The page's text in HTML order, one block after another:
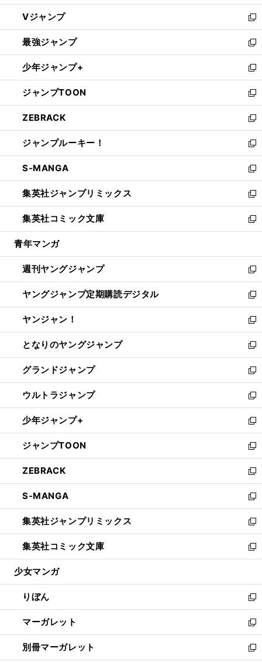
ウ
ィ
ン
ド
ウ
で
開
く
し
い
ウ
ィ
ン
ド
ウ
で
開
く
Vジャンプ
新
し
い
ウ
ィ
ン
ド
ウ
で
開
く
最強ジャンプ
新
し
い
ウ
ィ
ン
ド
ウ
で
開
く
少年ジャンプ+
新
し
い
ウ
ィ
ン
ド
ウ
で
開
く
ジャンプTOON
新
し
い
ウ
ィ
ン
ド
ウ
で
開
く
ZEBRACK
新
し
い
ウ
ィ
ン
ド
ウ
で
開
ジャンプルーキー！
新
し
い
ウ
ィ
ン
ド
ウ
開
く
S-MANGA
新
し
い
ウ
ィ
ン
ウ
で
開
く
集英社ジャンプリミックス
新
し
い
ウ
ン
ド
ウ
で
開
く
集英社コミック文庫
新
し
ウ
ィ
ン
ド
ウ
で
開
く
青年マンガ
週刊ヤングジャンプ
新
し
い
ウ
ィ
ン
ド
ウ
で
開
く
ヤングジャンプ定期購読デジタル
新
し
い
ウ
ィ
ン
ド
ウ
で
開
く
ヤンジャン！
新
し
い
ウ
ィ
ン
ド
ウ
で
開
く
となりのヤングジャンプ
新
し
い
ウ
ィ
ン
ド
ウ
で
開
く
グランドジャンプ
新
し
い
ウ
ィ
ン
ド
ウ
で
開
く
ウルトラジャンプ
新
し
い
ウ
ィ
ン
ド
ウ
で
開
く
少年ジャンプ+
新
し
い
ウ
ィ
ン
ド
ウ
で
開
く
ジャンプTOON
新
し
い
ウ
ィ
ン
ド
ウ
で
開
ZEBRACK
新
し
い
ウ
ィ
ン
ド
ウ
開
く
S-MANGA
新
し
い
ウ
ィ
ン
ウ
で
開
く
集英社ジャンプリミックス
新
し
い
ウ
ン
ド
ウ
で
開
く
集英社コミック文庫
新
し
ウ
ィ
ン
ド
ウ
で
開
少女マンガ
りぼん
新
し
い
ウ
ィ
マーガレット
新
し
い
別冊マーガレット
新